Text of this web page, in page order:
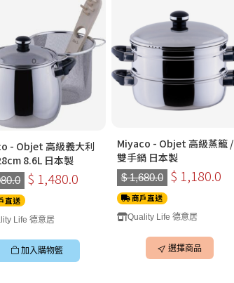
- Objet 高級義大利
8.6L 日本製
$ 1,480.0
直送
Life 德意居
加入購物籃
Miyaco - Objet 高級蒸籠 /
雙手鍋 日本製
$ 1,680.0 $ 1,180.0
商戶直送
Quality Life 德意居
選擇商品